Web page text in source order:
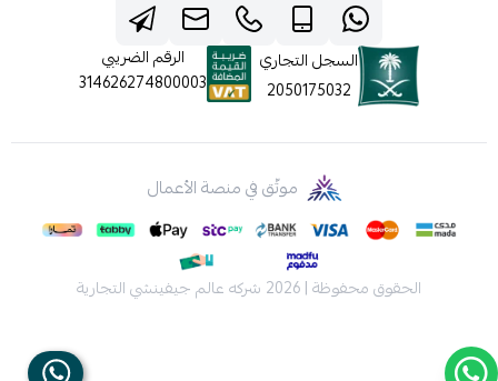
السجل التجاري
2050175032
الرقم الضريبي
314626274800003
موثّق في منصة الأعمال
الحقوق محفوظة | 2026 شركه عالم جيفينشي التجارية